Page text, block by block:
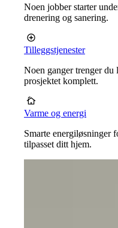
Noen jobber starter
drenering og sanering.
Tilleggstjenester
Noen ganger trenger du
prosjektet komplett.
Varme og energi
Smarte energiløsninger
tilpasset ditt hjem.